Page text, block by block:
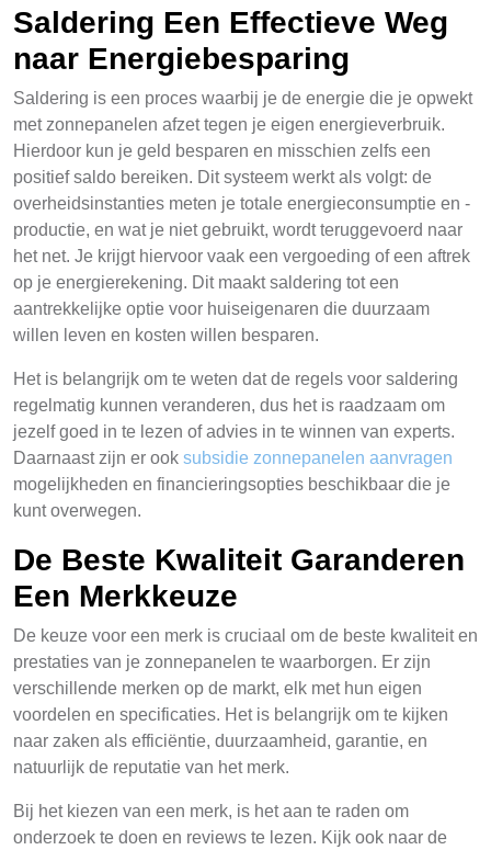
Saldering Een Effectieve Weg
naar Energiebesparing
Saldering is een proces waarbij je de energie die je opwekt
met zonnepanelen afzet tegen je eigen energieverbruik.
Hierdoor kun je geld besparen en misschien zelfs een
positief saldo bereiken. Dit systeem werkt als volgt: de
overheidsinstanties meten je totale energieconsumptie en -
productie, en wat je niet gebruikt, wordt teruggevoerd naar
het net. Je krijgt hiervoor vaak een vergoeding of een aftrek
op je energierekening. Dit maakt saldering tot een
aantrekkelijke optie voor huiseigenaren die duurzaam
willen leven en kosten willen besparen.
Het is belangrijk om te weten dat de regels voor saldering
regelmatig kunnen veranderen, dus het is raadzaam om
jezelf goed in te lezen of advies in te winnen van experts.
Daarnaast zijn er ook subsidie zonnepanelen aanvragen
mogelijkheden en financieringsopties beschikbaar die je
kunt overwegen.
De Beste Kwaliteit Garanderen
Een Merkkeuze
De keuze voor een merk is cruciaal om de beste kwaliteit en
prestaties van je zonnepanelen te waarborgen. Er zijn
verschillende merken op de markt, elk met hun eigen
voordelen en specificaties. Het is belangrijk om te kijken
naar zaken als efficiëntie, duurzaamheid, garantie, en
natuurlijk de reputatie van het merk.
Bij het kiezen van een merk, is het aan te raden om
onderzoek te doen en reviews te lezen. Kijk ook naar de